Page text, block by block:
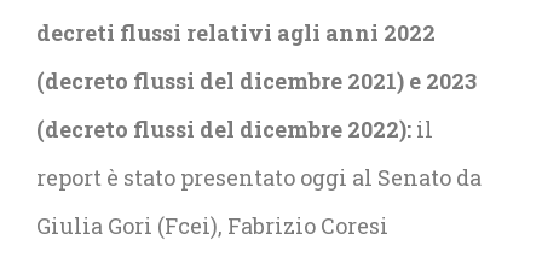
decreti flussi relativi agli anni 2022
(decreto flussi del dicembre 2021) e 2023
(decreto flussi del dicembre 2022): il
report è stato presentato oggi al Senato da
Giulia Gori (Fcei), Fabrizio Coresi